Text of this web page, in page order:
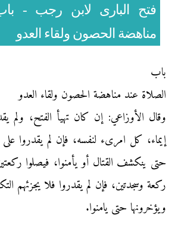
فتح البارى لابن رجب -
مناهضة الحصون ولقاء العدو
باب
الصلاة عند مناهضة الحصون ولقاء العدو
وقال الأوزاعي: إن كان تهيأ الفتح، ولم
إيماء، كل امرىء لنفسه، فإن لم يقدروا على
حتى ينكشف القتال أو يأمنوا، فيصلوا
ركعة وسجدتين، فإن لم يقدروا فلا يجزئهم
ويؤخرونها حتى يامنوا.